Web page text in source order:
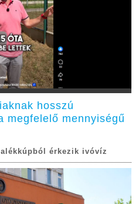
hosszú
megfelelő mennyiségű
érkezik ivóvíz